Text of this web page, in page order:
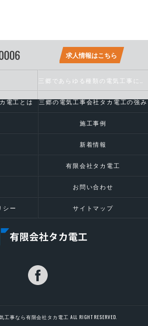
求人情報はこちら
電工とは 三郷の電気工事会社タカ電工の強み
施工事例
新着情報
有限会社タカ電工
お問い合わせ
シー サイトマップ
事なら有限会社タカ電工 ALL RIGHT RESERVED.